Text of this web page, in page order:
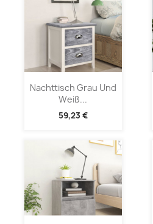
Nachttisch Grau Und
Weiß...
59,23 €